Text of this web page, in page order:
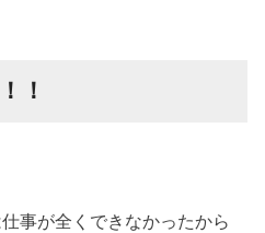
！
事が全くできなかったから